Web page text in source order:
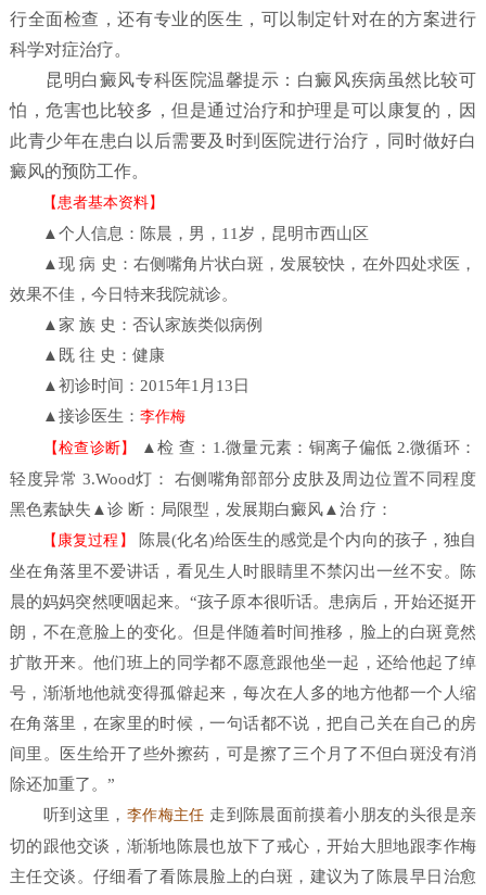
行全面检查，还有专业的医生，可以制定针对在的方案进行
科学对症治疗。
昆明白癜风专科医院温馨提示：白癜风疾病虽然比较可
怕，危害也比较多，但是通过治疗和护理是可以康复的，因
此青少年在患白以后需要及时到医院进行治疗，同时做好白
癜风的预防工作。
【患者基本资料】
▲个人信息：陈晨，男，11岁，昆明市西山区
▲现 病 史：右侧嘴角片状白斑，发展较快，在外四处求医，
效果不佳，今日特来我院就诊。
▲家 族 史：否认家族类似病例
▲既 往 史：健康
▲初诊时间：2015年1月13日
▲接诊医生：李作梅
【检查诊断】
▲检 查：1.微量元素：铜离子偏低 2.微循环：
轻度异常 3.Wood灯： 右侧嘴角部部分皮肤及周边位置不同程度
黑色素缺失▲诊 断：局限型，发展期白癜风▲治 疗：
【康复过程】
陈晨(化名)给医生的感觉是个内向的孩子，独自
坐在角落里不爱讲话，看见生人时眼睛里不禁闪出一丝不安。陈
晨的妈妈突然哽咽起来。“孩子原本很听话。患病后，开始还挺开
朗，不在意脸上的变化。但是伴随着时间推移，脸上的白斑竟然
扩散开来。他们班上的同学都不愿意跟他坐一起，还给他起了绰
号，渐渐地他就变得孤僻起来，每次在人多的地方他都一个人缩
在角落里，在家里的时候，一句话都不说，把自己关在自己的房
间里。医生给开了些外擦药，可是擦了三个月了不但白斑没有消
除还加重了。”
听到这里， 李作梅主任 走到陈晨面前摸着小朋友的头很是亲
切的跟他交谈，渐渐地陈晨也放下了戒心，开始大胆地跟李作梅
主任交谈。仔细看了看陈晨脸上的白斑，建议为了陈晨早日治愈